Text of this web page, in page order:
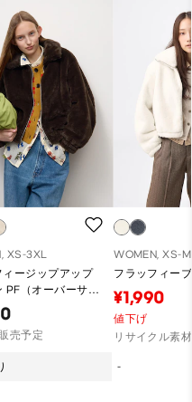
XS-3XL
ィージップアップ
PF（オーバーサイ
）
売予定
WOMEN, XS-M
フラッフィー
¥1,990
値下げ
リサイクル素材
-